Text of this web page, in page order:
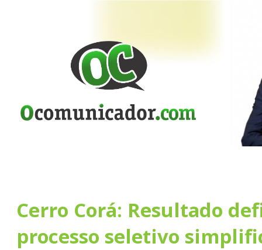
Cerro Corá: Resultado
processo seletivo